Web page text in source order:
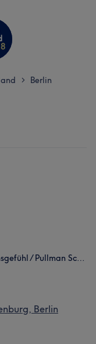
> Berlin
ZOI Berlin - Zentrum für ein neues Lebensgefühl / Pullman Schweizerhof
Berlin